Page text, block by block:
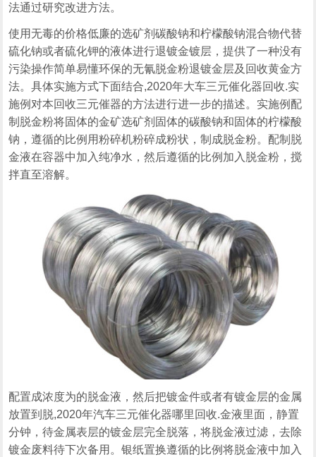
法通过研究改进方法。
使用无毒的价格低廉的选矿剂碳酸钠和柠檬酸钠混合物代替
硫化钠或者硫化钾的液体进行退镀金镀层，提供了一种没有
污染操作简单易懂环保的无氰脱金粉退镀金层及回收黄金方
法。具体实施方式下面结合,2020年大车三元催化器回收.实
施例对本回收三元催器的方法进行进一步的描述。实施例配
制脱金粉将固体的金矿选矿剂固体的碳酸钠和固体的柠檬酸
钠，遵循的比例用粉碎机粉碎成粉状，制成脱金粉。配制脱
金液在容器中加入纯净水，然后遵循的比例加入脱金粉，搅
拌直至溶解。
配置成浓度为的脱金液，然后把镀金件或者有镀金层的金属
放置到脱,2020年汽车三元催化器哪里回收.金液里面，静置
分钟，待金属表层的镀金层完全脱落，将脱金液过滤，去除
镀金废料待下次备用。银纸置换遵循的比例将脱金液中加入